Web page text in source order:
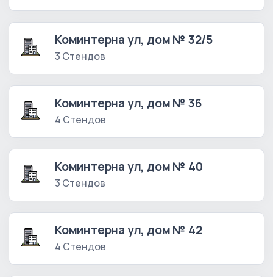
Коминтерна ул, дом № 32/5
3 Стендов
Коминтерна ул, дом № 36
4 Стендов
Коминтерна ул, дом № 40
3 Стендов
Коминтерна ул, дом № 42
4 Стендов